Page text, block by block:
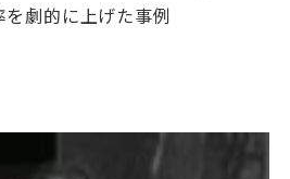
劇的に上げた事例